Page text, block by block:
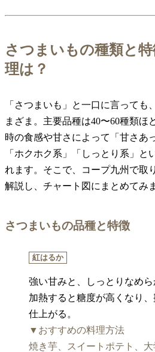
さつまいもの種類と
理は？
「さつまいも」と一口に言っても
まざま。主要品種は40〜60種類ほ
時の食感や甘さによって「甘さあ
「ホクホク系」「しっとり系」と
れます。そこで、コープ九州で取
解説し、チャート図にまとめてみ
さつまいもの品種と特徴
紅はるか
強い甘みと、しっとりなめら
加熱すると糖度が高くなり、
仕上がる。
▼おすすめの料理方法
焼き芋、スイートポテト、